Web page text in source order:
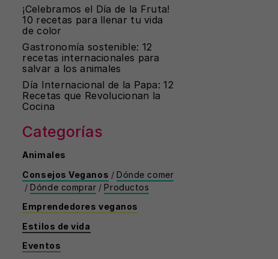
¡Celebramos el Día de la Fruta!
10 recetas para llenar tu vida
de color
Gastronomía sostenible: 12
recetas internacionales para
salvar a los animales
Día Internacional de la Papa: 12
Recetas que Revolucionan la
Cocina
Categorías
Animales
Consejos Veganos / Dónde comer
/ Dónde comprar / Productos
Emprendedores veganos
Estilos de vida
Eventos